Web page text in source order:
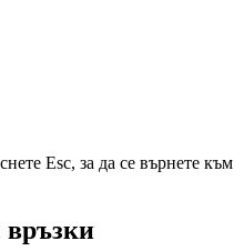
Esc, за да се върнете към
връзки